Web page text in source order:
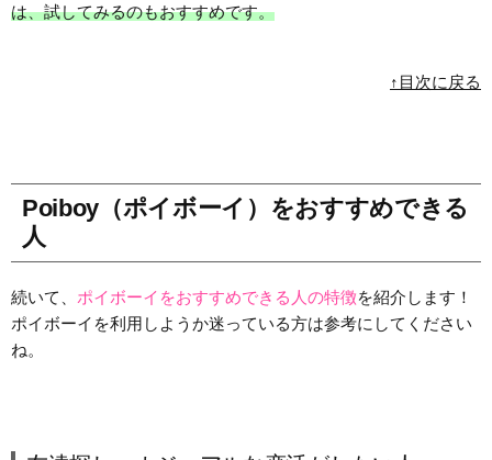
は、試してみるのもおすすめです。
↑目次に戻る
Poiboy（ポイボーイ）をおすすめできる
人
続いて、 ポイボーイをおすすめできる人の特徴を紹介します！
ポイボーイを利用しようか迷っている方は参考にしてください
ね。